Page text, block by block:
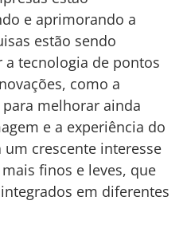
e aprimorando a
estão sendo
a tecnologia de pontos
como a
para melhorar ainda
e a experiência do
crescente interesse
finos e leves, que
em diferentes